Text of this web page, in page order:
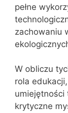
pełne
zachowaniu
W obliczu
rola
umiejętności
krytyczne